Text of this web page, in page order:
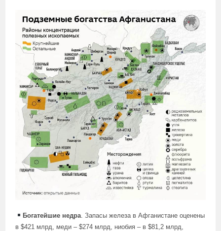
Богатейшие недра . Запасы железа в Афганистане оценены
в $421 млрд, меди – $274 млрд, ниобия – в $81,2 млрд,